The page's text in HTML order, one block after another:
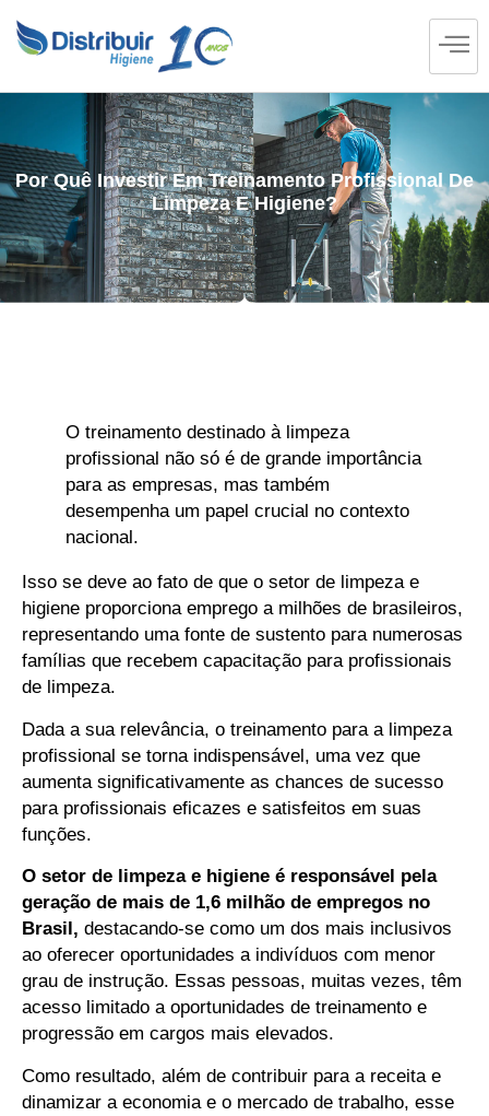
Por Quê Investir Em Treinamento Profissional De
Limpeza E Higiene?
O treinamento destinado à limpeza
profissional não só é de grande importância
para as empresas, mas também
desempenha um papel crucial no contexto
nacional.
Isso se deve ao fato de que o setor de limpeza e
higiene proporciona emprego a milhões de brasileiros,
representando uma fonte de sustento para numerosas
famílias que recebem capacitação para profissionais
de limpeza.
Dada a sua relevância, o treinamento para a limpeza
profissional se torna indispensável, uma vez que
aumenta significativamente as chances de sucesso
para profissionais eficazes e satisfeitos em suas
funções.
O setor de limpeza e higiene é responsável pela
geração de mais de 1,6 milhão de empregos no
Brasil, destacando-se como um dos mais inclusivos
ao oferecer oportunidades a indivíduos com menor
grau de instrução. Essas pessoas, muitas vezes, têm
acesso limitado a oportunidades de treinamento e
progressão em cargos mais elevados.
Como resultado, além de contribuir para a receita e
dinamizar a economia e o mercado de trabalho, esse